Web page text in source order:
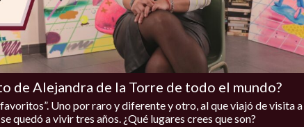
de Alejandra de la Torre de todo el mundo?
Uno por raro y diferente y otro, al que viajó de visita a
quedó a vivir tres años. ¿Qué lugares crees que son?